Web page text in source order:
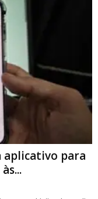
aplicativo para